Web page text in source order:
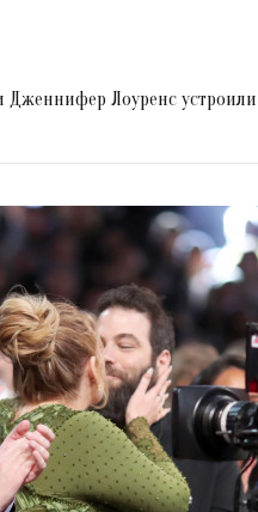
Дженнифер Лоуренс